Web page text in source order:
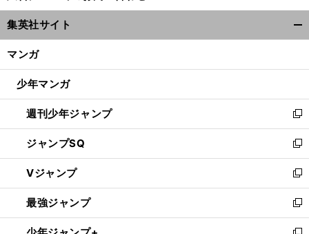
レ
ウ
ィ
ン
ウ
開
く
集英社サイト
マンガ
少年マンガ
週刊少年ジャンプ
新
し
い
ウ
ィ
ン
ド
ウ
ジャンプSQ
新
し
い
ウ
ィ
ン
Vジャンプ
新
し
い
ウ
最強ジャンプ
新
し